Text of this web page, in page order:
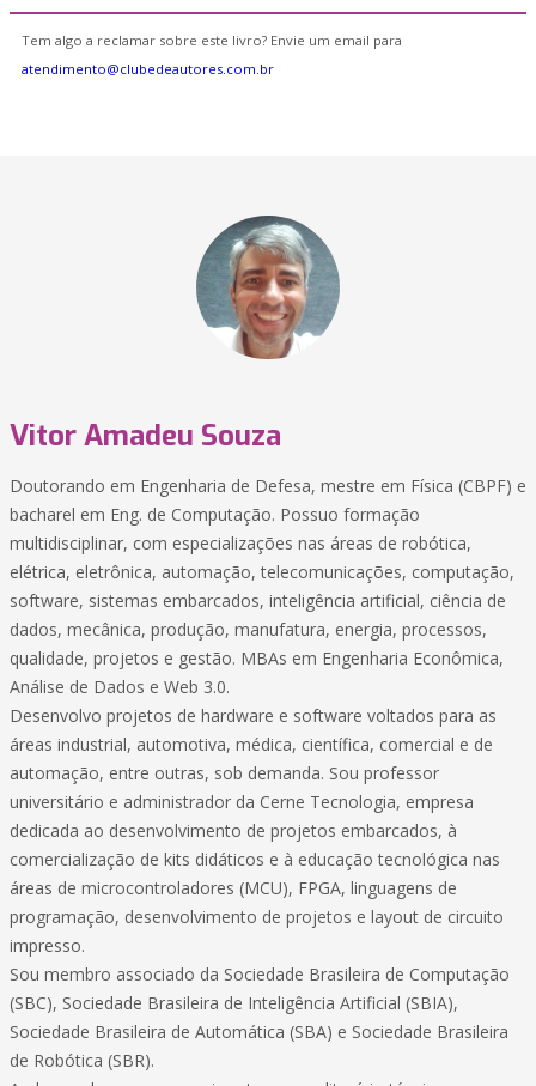
Tem algo a reclamar sobre este livro? Envie um email para
atendimento@clubedeautores.com.br
Vitor Amadeu Souza
Doutorando em Engenharia de Defesa, mestre em Física (CBPF) e
bacharel em Eng. de Computação. Possuo formação
multidisciplinar, com especializações nas áreas de robótica,
elétrica, eletrônica, automação, telecomunicações, computação,
software, sistemas embarcados, inteligência artificial, ciência de
dados, mecânica, produção, manufatura, energia, processos,
qualidade, projetos e gestão. MBAs em Engenharia Econômica,
Análise de Dados e Web 3.0.
Desenvolvo projetos de hardware e software voltados para as
áreas industrial, automotiva, médica, científica, comercial e de
automação, entre outras, sob demanda. Sou professor
universitário e administrador da Cerne Tecnologia, empresa
dedicada ao desenvolvimento de projetos embarcados, à
comercialização de kits didáticos e à educação tecnológica nas
áreas de microcontroladores (MCU), FPGA, linguagens de
programação, desenvolvimento de projetos e layout de circuito
impresso.
Sou membro associado da Sociedade Brasileira de Computação
(SBC), Sociedade Brasileira de Inteligência Artificial (SBIA),
Sociedade Brasileira de Automática (SBA) e Sociedade Brasileira
de Robótica (SBR).